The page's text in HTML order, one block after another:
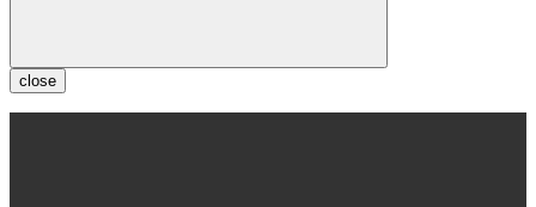
close